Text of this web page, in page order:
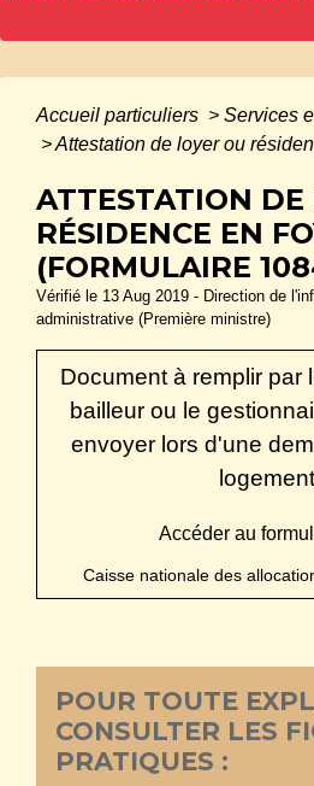
Accueil particuliers > Services
>Attestation de loyer ou
ATTESTATION DE
RÉSIDENCE EN
(FORMULAIRE
Vérifié le 13 Aug 2019 - Direction de
administrative (Première ministre)
Document à remplir par
bailleur ou le
envoyer lors d'une
Accéder au
Caisse nationale des
POUR TOUTE
CONSULTER LES
PRATIQUES :